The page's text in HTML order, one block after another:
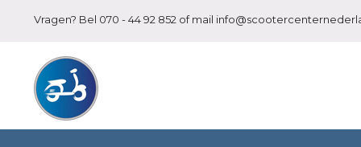
Vragen? Bel 070 - 44 92 852 of mail